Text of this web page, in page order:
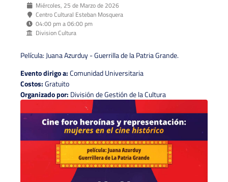
Miércoles, 25 de Marzo de 2026
Centro Cultural Esteban Mosquera
04:00 pm a 06:00 pm
Division Cultura
Película: Juana Azurduy - Guerrilla de la Patria Grande.
Evento dirigo a:Comunidad Universitaria
Costos:Gratuito
Organizado por: División de Gestión de la Cultura